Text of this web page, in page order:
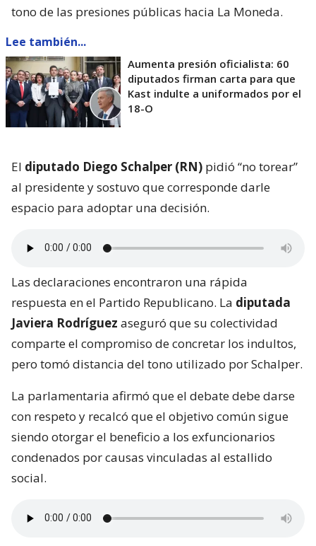
tono de las presiones públicas hacia La Moneda.
Lee también...
Aumenta presión oficialista: 60
diputados firman carta para que
Kast indulte a uniformados por el
18-O
El diputado Diego Schalper (RN) pidió “no torear”
al presidente y sostuvo que corresponde darle
espacio para adoptar una decisión.
Las declaraciones encontraron una rápida
respuesta en el Partido Republicano. La diputada
Javiera Rodríguez aseguró que su colectividad
comparte el compromiso de concretar los indultos,
pero tomó distancia del tono utilizado por Schalper.
La parlamentaria afirmó que el debate debe darse
con respeto y recalcó que el objetivo común sigue
siendo otorgar el beneficio a los exfuncionarios
condenados por causas vinculadas al estallido
social.